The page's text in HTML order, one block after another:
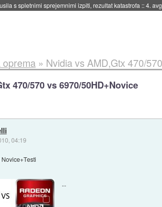
s spletnimi sprejemnimi izpiti, rezultat katastrofa ::4.
oprema» Nvidia vs AMD,Gtx 470/
470/570 vs 6970/50HD+Novice
04:19
...